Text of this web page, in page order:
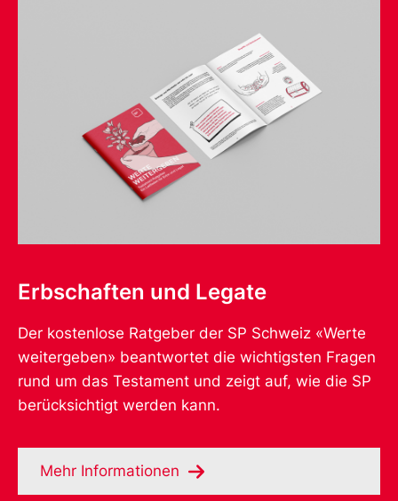
Erbschaften und Legate
Der kostenlose Ratgeber der SP Schweiz «Werte
weitergeben» beantwortet die wichtigsten Fragen
rund um das Testament und zeigt auf, wie die SP
berücksichtigt werden kann.
Mehr Informationen